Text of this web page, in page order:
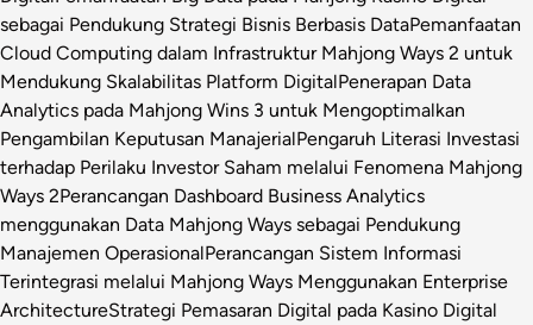
sebagai Pendukung Strategi Bisnis Berbasis DataPemanfaatan
Cloud Computing dalam Infrastruktur Mahjong Ways 2 untuk
Mendukung Skalabilitas Platform DigitalPenerapan Data
Analytics pada Mahjong Wins 3 untuk Mengoptimalkan
Pengambilan Keputusan ManajerialPengaruh Literasi Investasi
terhadap Perilaku Investor Saham melalui Fenomena Mahjong
Ways 2Perancangan Dashboard Business Analytics
menggunakan Data Mahjong Ways sebagai Pendukung
Manajemen OperasionalPerancangan Sistem Informasi
Terintegrasi melalui Mahjong Ways Menggunakan Enterprise
ArchitectureStrategi Pemasaran Digital pada Kasino Digital